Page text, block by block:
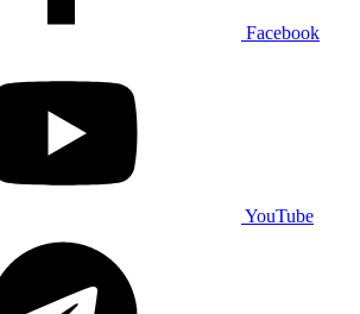
Facebook
YouTube